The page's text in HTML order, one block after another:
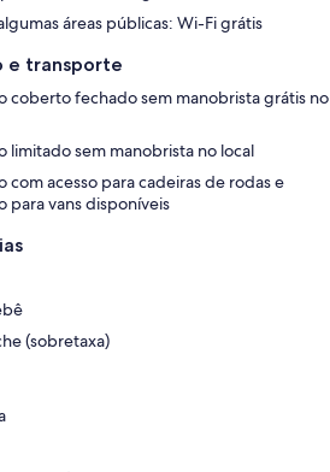
áreas públicas: Wi-Fi grátis
e transporte
coberto fechado sem manobrista grátis no
limitado sem manobrista no local
com acesso para cadeiras de rodas e
para vans disponíveis
(sobretaxa)